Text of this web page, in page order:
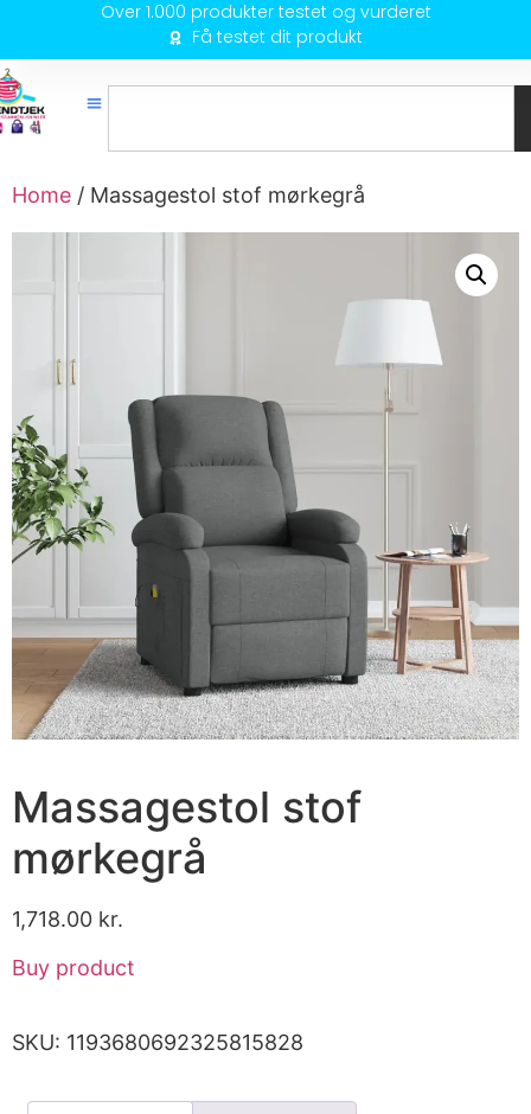
Over 1.000 produkter testet og vurderet
Få testet dit produkt
Home / Massagestol stof mørkegrå
Massagestol stof
mørkegrå
1,718.00 kr.
Buy product
SKU: 1193680692325815828